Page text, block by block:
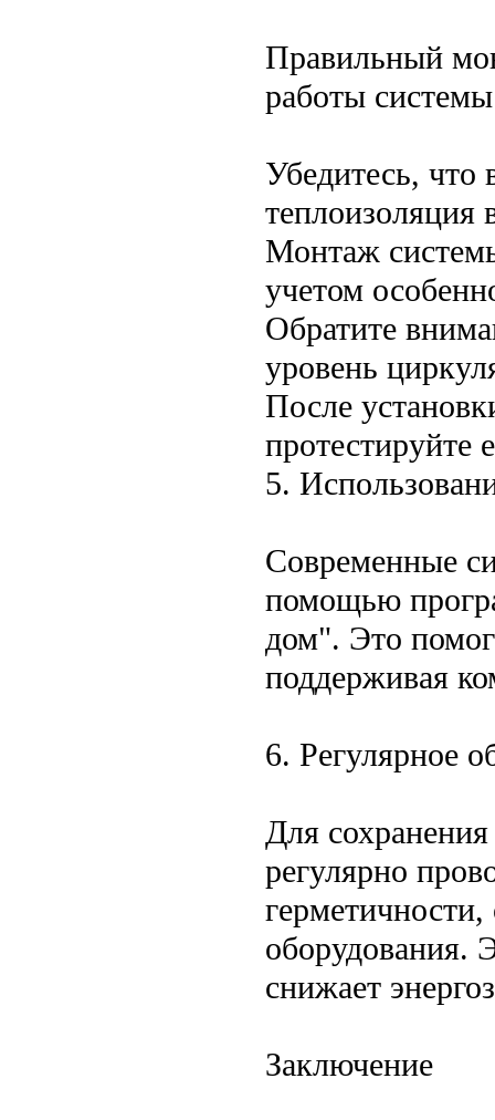
Правильный
работы
Убедитесь, что
теплоизоляция
Монтаж
учетом
Обратите
уровень
После
протестируйте
5.
Современные
помощью
дом". Это
поддерживая
6. Регулярное
Для
регулярно
оборудования.
снижает
Заключение